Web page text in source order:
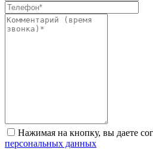
Нажимая на кнопку, вы даете
персональных данных